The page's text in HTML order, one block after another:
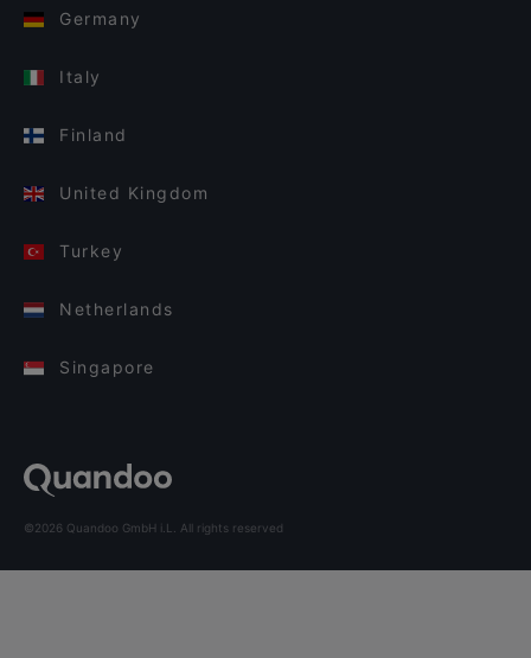
Germany
Italy
Finland
United Kingdom
Turkey
Netherlands
Singapore
©2026 Quandoo GmbH i.L. All rights reserved